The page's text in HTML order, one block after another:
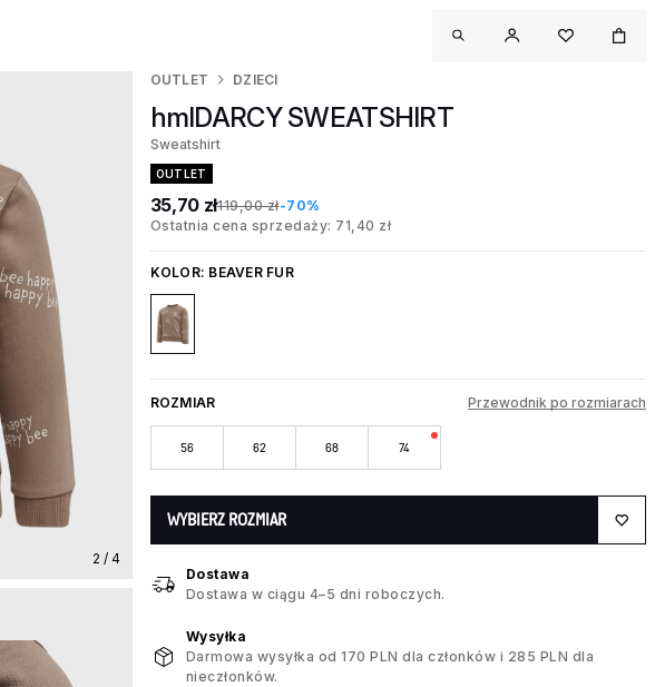
2 / 4
OUTLET DZIECI
hmlDARCY SWEATSHIRT
Sweatshirt
OUTLET
35,70 zł119,00 zł-70%
Ostatnia cena sprzedaży: 71,40 zł
KOLOR: BEAVER FUR
ROZMIAR Przewodnik po rozmiarach
56 62 68 74
WYBIERZ ROZMIAR
Dostawa
Dostawa w ciągu 4–5 dni roboczych.
Wysyłka
Darmowa wysyłka od 170 PLN dla członków i 285 PLN dla
nieczłonków.